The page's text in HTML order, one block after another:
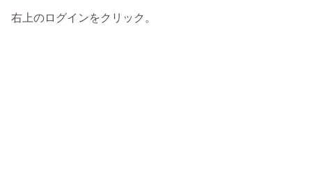
右上のログインをクリック。